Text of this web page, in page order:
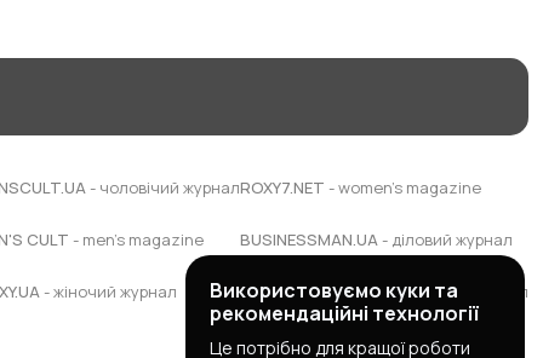
- чоловічий журнал
CULT - men's magazine
- жіночий журнал
ROXY7.NET - women's magazine
BUSINESSMAN.UA- діловий журнал
BUDUEMO.COM- будівельний портал
Використовуємо куки та
рекомендаційні технології
Це потрібно для кращої роботи